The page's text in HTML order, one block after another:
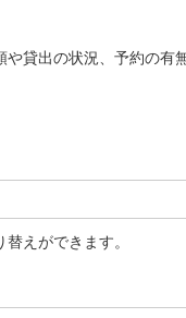
貸出の状況、予約の有
えができます。